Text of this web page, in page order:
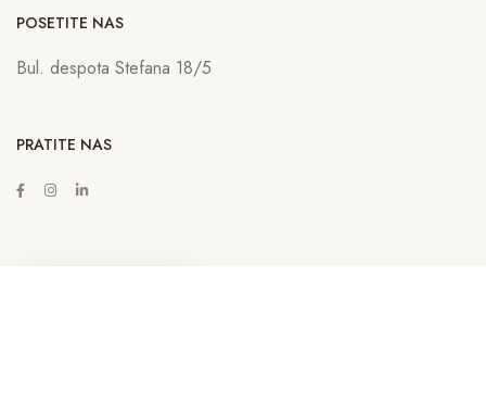
POSETITE NAS
Bul. despota Stefana 18/5
PRATITE NAS